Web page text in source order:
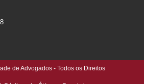
de Advogados - Todos os Direitos